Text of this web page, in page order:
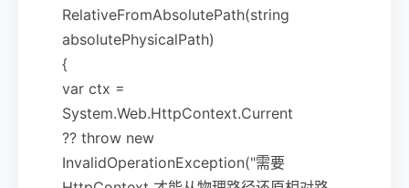
RelativeFromAbsolutePath(string
absolutePhysicalPath)
{
var ctx =
System.Web.HttpContext.Current
?? throw new
InvalidOperationException("需要